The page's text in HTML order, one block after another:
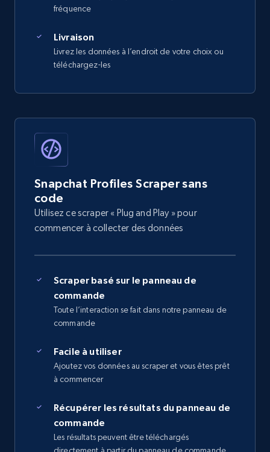
fréquence
Livraison
Livrez les données à l’endroit de votre choix ou
téléchargez-les
Snapchat Profiles Scraper sans
code
Utilisez ce scraper « Plug and Play » pour
commencer à collecter des données
Scraper basé sur le panneau de
commande
Toute l’interaction se fait dans notre panneau de
commande
Facile à utiliser
Ajoutez vos données au scraper et vous êtes prêt
à commencer
Récupérer les résultats du panneau de
commande
Les résultats peuvent être téléchargés